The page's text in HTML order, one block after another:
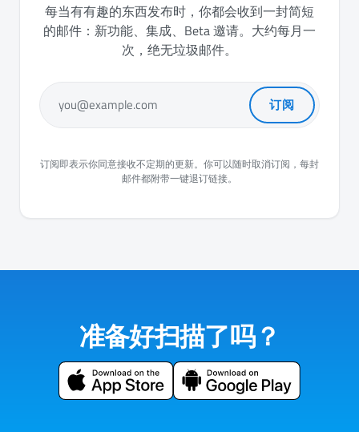
每当有有趣的东西发布时，你都会收到一封简短
的邮件：新功能、集成、Beta 邀请。大约每月一
次，绝无垃圾邮件。
you@example.com 订阅
订阅即表示你同意接收不定期的更新。你可以随时取消订阅，每封
邮件都附带一键退订链接。
准备好扫描了吗？